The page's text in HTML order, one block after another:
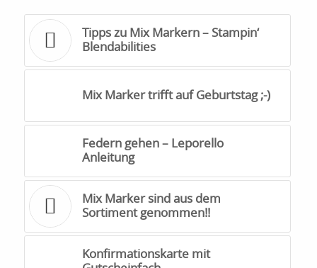
Tipps zu Mix Markern – Stampin‘
Blendabilities
Mix Marker trifft auf Geburtstag ;-)
Federn gehen – Leporello
Anleitung
Mix Marker sind aus dem
Sortiment genommen!!
Konfirmationskarte mit